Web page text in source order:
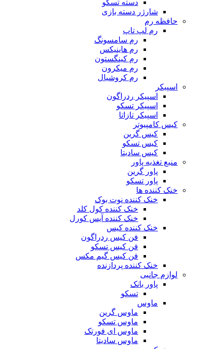
دسته تسکو
شارژر دسته بازی
حافظه رم
رم لپ تاپ
رم سامسونگ
رم هاینیکس
رم کینگستون
رم میکرون
رم کروشیال
اسپیکر
اسپیکر ردراگون
اسپیکر تسکو
اسپیکر تازاتا
کیس کامپیوتر
کیس گرین
کیس تسکو
کیس سادیتا
منبع تغذیه‌ پاور
پاور گرین
پاور تسکو
خنک کننده ها
خنک کننده نوت بوک
خنک کننده کول کلد
خنک کننده آیس کورل
خنک کننده کیس
فن کیس ردراگون
فن کیس تسکو
فن کیس گیم مکس
خنک کننده پردازنده
لوازم جانبی
پاور بانک
تسکو
ماوس
ماوس گرین
ماوس تسکو
ماوس ای فورتک
ماوس سادیتا